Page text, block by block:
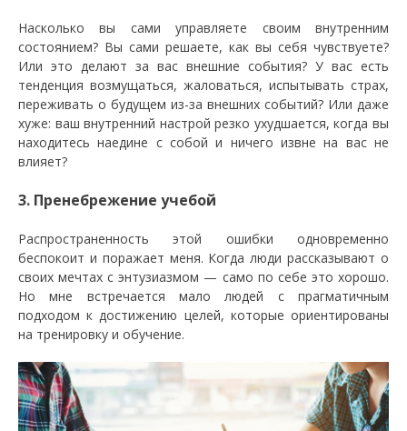
Насколько вы сами управляете своим внутренним
состоянием? Вы сами решаете, как вы себя чувствуете?
Или это делают за вас внешние события? У вас есть
тенденция возмущаться, жаловаться, испытывать страх,
переживать о будущем из-за внешних событий? Или даже
хуже: ваш внутренний настрой резко ухудшается, когда вы
находитесь наедине с собой и ничего извне на вас не
влияет?
3. Пренебрежение учебой
Распространенность этой ошибки одновременно
беспокоит и поражает меня. Когда люди рассказывают о
своих мечтах с энтузиазмом — само по себе это хорошо.
Но мне встречается мало людей с прагматичным
подходом к достижению целей, которые ориентированы
на тренировку и обучение.